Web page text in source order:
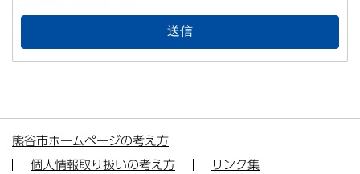
熊谷市ホームページの考え方
個人情報取り扱いの考え方
リンク集